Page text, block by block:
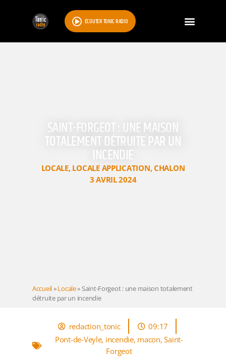
ÉCOUTER TONIC RADIO
SAINT-FORGEOT : UNE MAISON
TOTALEMENT DÉTRUITE PAR UN
INCENDIE
LOCALE, LOCALE APPLICATION,CHALON
3 AVRIL 2024
Accueil»Locale»Saint-Forgeot : une maison totalement
détruite par un incendie
redaction_tonic
09:17
Pont-de-Veyle, incendie, macon,Saint-
Forgeot